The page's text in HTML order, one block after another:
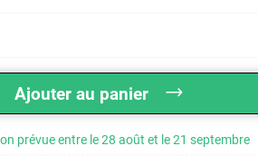
Ajouter au panier
prévue entre le 28 août et le 21 septembre